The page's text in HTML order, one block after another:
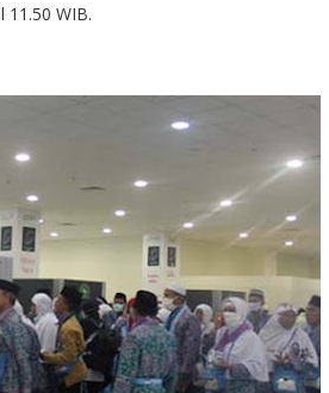
11.50 WIB.